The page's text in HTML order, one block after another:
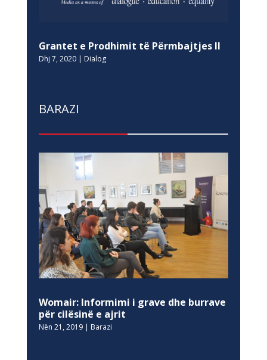
Grantet e Prodhimit të Përmbajtjes II
Dhj 7, 2020| Dialog
BARAZI
Womair: Informimi i grave dhe burrave
për cilësinë e ajrit
Nën 21, 2019| Barazi